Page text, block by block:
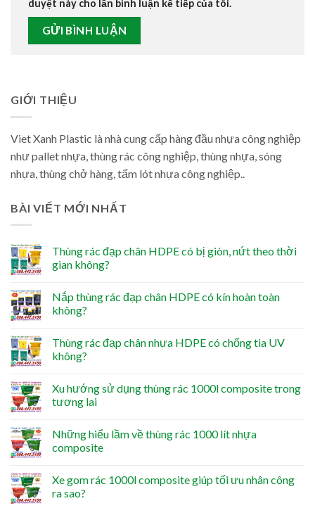
duyệt này cho lần bình luận kế tiếp của tôi.
GIỚI THIỆU
Viet Xanh Plastic là nhà cung cấp hàng đầu nhựa công nghiệp
như pallet nhựa, thùng rác công nghiệp, thùng nhựa, sóng
nhựa, thùng chở hàng, tấm lót nhựa công nghiệp..
BÀI VIẾT MỚI NHẤT
Thùng rác đạp chân HDPE có bị giòn, nứt theo thời
gian không?
Nắp thùng rác đạp chân HDPE có kín hoàn toàn
không?
Thùng rác đạp chân nhựa HDPE có chống tia UV
không?
Xu hướng sử dụng thùng rác 1000l composite trong
tương lai
Những hiểu lầm về thùng rác 1000 lít nhựa
composite
Xe gom rác 1000l composite giúp tối ưu nhân công
ra sao?